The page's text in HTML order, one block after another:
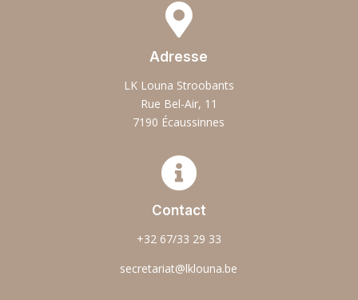

Adresse
LK Louna Stroobants
Rue Bel-Air, 11
7190 Écaussinnes

Contact
+32 67/33 29 33
secretariat@lklouna.be